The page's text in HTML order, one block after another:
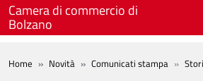
Salta al contenuto principale
Camera di commercio di
Bolzano
BREADCRUMB
Home Novità Comunicati stampa